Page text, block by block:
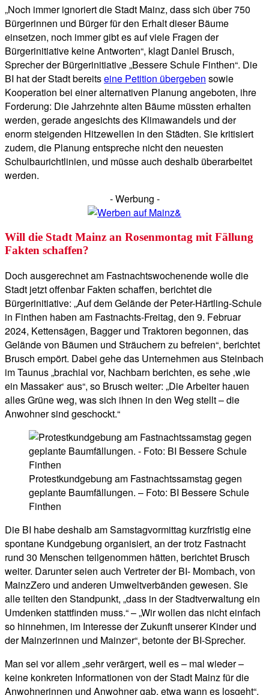
„Noch immer ignoriert die Stadt Mainz, dass sich über 750
Bürgerinnen und Bürger für den Erhalt dieser Bäume
einsetzen, noch immer gibt es auf viele Fragen der
Bürgerinitiative keine Antworten“, klagt Daniel Brusch,
Sprecher der Bürgerinitiative „Bessere Schule Finthen“. Die
BI hat der Stadt bereitseine Petition übergeben sowie
Kooperation bei einer alternativen Planung angeboten, ihre
Forderung: Die Jahrzehnte alten Bäume müssten erhalten
werden, gerade angesichts des Klimawandels und der
enorm steigenden Hitzewellen in den Städten. Sie kritisiert
zudem, die Planung entspreche nicht den neuesten
Schulbaurichtlinien, und müsse auch deshalb überarbeitet
werden.
- Werbung -
Will die Stadt Mainz an Rosenmontag mit Fällung
Fakten schaffen?
Doch ausgerechnet am Fastnachtswochenende wolle die
Stadt jetzt offenbar Fakten schaffen, berichtet die
Bürgerinitiative: „Auf dem Gelände der Peter-Härtling-Schule
in Finthen haben am Fastnachts-Freitag, den 9. Februar
2024, Kettensägen, Bagger und Traktoren begonnen, das
Gelände von Bäumen und Sträuchern zu befreien“, berichtet
Brusch empört. Dabei gehe das Unternehmen aus Steinbach
im Taunus „brachial vor, Nachbarn berichten, es sehe ‚wie
ein Massaker‘ aus“, so Brusch weiter: „Die Arbeiter hauen
alles Grüne weg, was sich ihnen in den Weg stellt – die
Anwohner sind geschockt.“
Protestkundgebung am Fastnachtssamstag gegen
geplante Baumfällungen. – Foto: BI Bessere Schule
Finthen
Die BI habe deshalb am Samstagvormittag kurzfristig eine
spontane Kundgebung organisiert, an der trotz Fastnacht
rund 30 Menschen teilgenommen hätten, berichtet Brusch
weiter. Darunter seien auch Vertreter der BI- Mombach, von
MainzZero und anderen Umweltverbänden gewesen. Sie
alle teilten den Standpunkt, „dass in der Stadtverwaltung ein
Umdenken stattfinden muss.“ – „Wir wollen das nicht einfach
so hinnehmen, im Interesse der Zukunft unserer Kinder und
der Mainzerinnen und Mainzer“, betonte der BI-Sprecher.
Man sei vor allem „sehr verärgert, weil es – mal wieder –
keine konkreten Informationen von der Stadt Mainz für die
Anwohnerinnen und Anwohner gab, etwa wann es losgeht“,